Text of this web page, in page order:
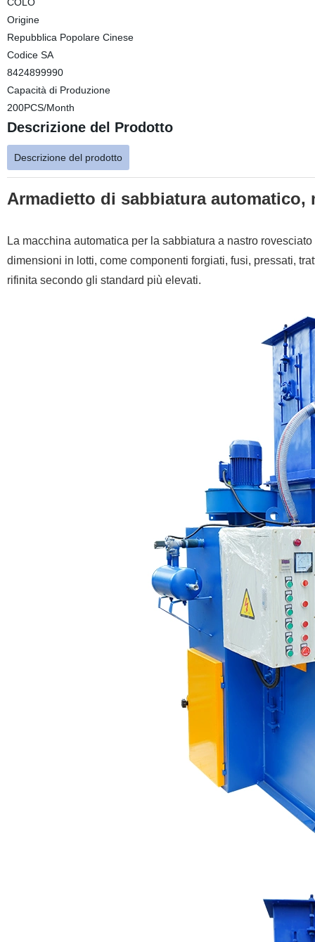
Origine
Repubblica Popolare Cinese
Codice SA
8424899990
Capacità di Produzione
200PCS/Month
Descrizione del Prodotto
Descrizione del prodotto
Armadietto di sabbiatura
La macchina automatica per la sabbiatura a nastro
dimensioni in lotti, come componenti forgiati, fusi, pressati,
rifinita secondo gli standard più elevati.